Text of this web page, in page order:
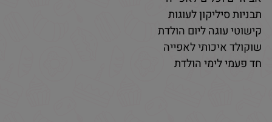
תבניות סיליקון לעוגות
קישוטי עוגה ליום הולדת
שוקולד איכותי לאפייה
חד פעמי לימי הולדת